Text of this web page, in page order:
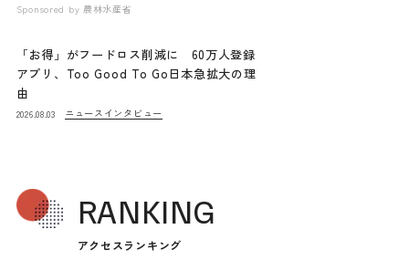
Sponsored by 農林水産省
「お得」がフードロス削減に 60万人登録
アプリ、Too Good To Go日本急拡大の理
由
2026.08.03 ニュース インタビュー
RANKING
アクセスランキング